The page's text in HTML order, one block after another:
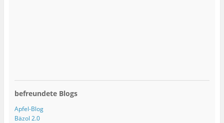
befreundete Blogs
Apfel-Blog
Bäzol 2.0